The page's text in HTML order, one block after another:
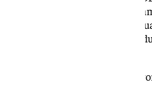
organización criminal
cantidades de cocaína desde
Algeciras, lo que les permitía
las detenciones se